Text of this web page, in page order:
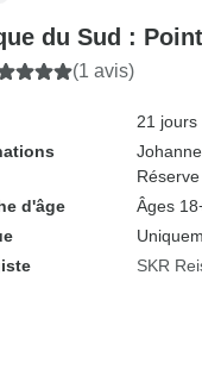
du Sud :
(1 avis)
21 jours
d'âge
Âges
SKR